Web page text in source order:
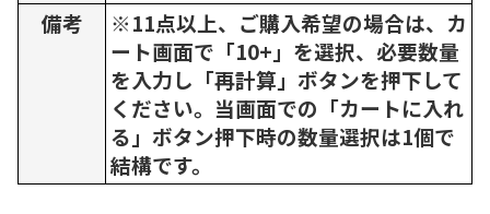
備考
※11点以上、ご購入希望の場合は、カ
ート画面で「10+」を選択、必要数量
を入力し「再計算」ボタンを押下して
ください。当画面での「カートに入れ
る」ボタン押下時の数量選択は1個で
結構です。